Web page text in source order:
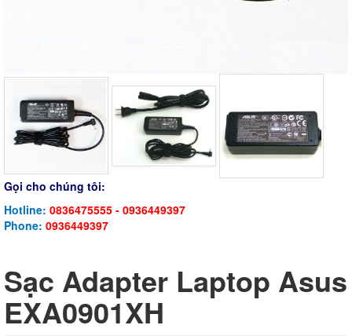
Gọi cho chúng tôi:
Hotline: 0836475555 - 0936449397
Phone: 0936449397
Sạc Adapter Laptop Asus
EXA0901XH